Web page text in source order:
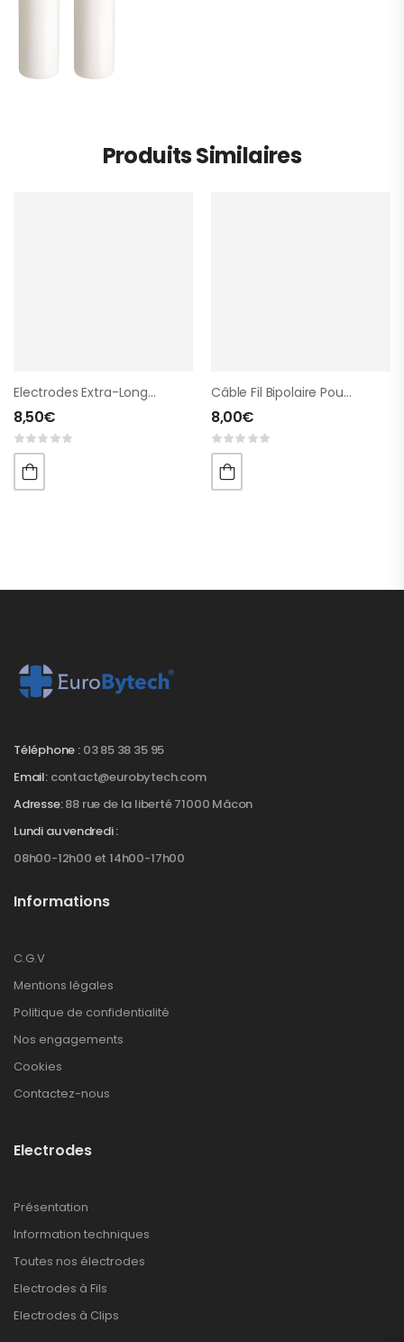
Produits Similaires
Electrodes Extra-Longue 40x330mm 2 Clips
8,50€
Câble Fil Bipolaire Pour Schwa-Medico
8,00€
Téléphone : 03 85 38 35 95
Email: contact@eurobytech.com
Adresse:88 rue de la liberté 71000 Mâcon
Lundi au vendredi :
08h00-12h00 et 14h00-17h00
Informations
C.G.V
Mentions légales
Politique de confidentialité
Nos engagements
Cookies
Contactez-nous
Electrodes
Présentation
Information techniques
Toutes nos électrodes
Electrodes à Fils
Electrodes à Clips